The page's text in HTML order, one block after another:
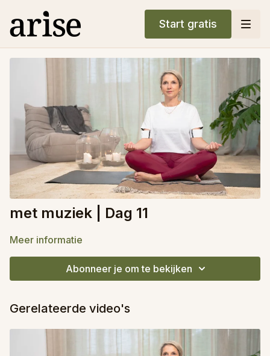
Start gratis
met muziek | Dag 11
Meer informatie
Abonneer je om te bekijken
Gerelateerde video's